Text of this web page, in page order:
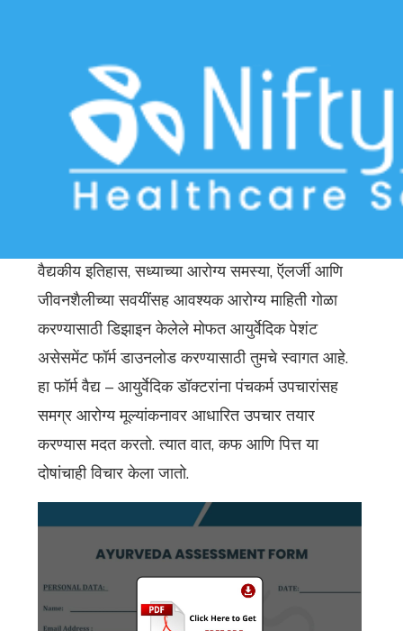
Download Free Patient Assessment
Form for Ayurvedic – Marathi
>>Free Downloads >> Ayurvedic>> Download Free
वैद्यकीय इतिहास, सध्याच्या आरोग्य समस्या, ऍलर्जी आणि
जीवनशैलीच्या सवयींसह आवश्यक आरोग्य माहिती गोळा
करण्यासाठी डिझाइन केलेले मोफत आयुर्वेदिक पेशंट
असेसमेंट फॉर्म डाउनलोड करण्यासाठी तुमचे स्वागत आहे.
हा फॉर्म वैद्य – आयुर्वेदिक डॉक्टरांना पंचकर्म उपचारांसह
समग्र आरोग्य मूल्यांकनावर आधारित उपचार तयार
करण्यास मदत करतो. त्यात वात, कफ आणि पित्त या
दोषांचाही विचार केला जातो.